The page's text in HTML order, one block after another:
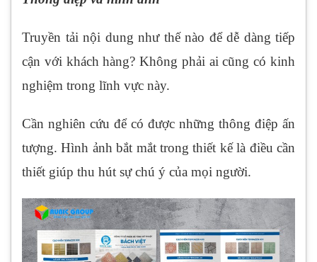
Truyền tải nội dung như thế nào để dễ dàng tiếp
cận với khách hàng? Không phải ai cũng có kinh
nghiệm trong lĩnh vực này.
Cần nghiên cứu để có được những thông điệp ấn
tượng. Hình ảnh bắt mắt trong thiết kế là điều cần
thiết giúp thu hút sự chú ý của mọi người.